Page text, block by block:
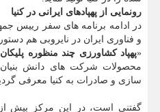
رونمایی از پهپادهای ایرانی در کنیا
در ادامه برنامه های سفر رییس
و فناوری ایران در نایروبی هم
«پهپاد کشاورزی چند منظوره پلیکان
محصولات شرکت های دانش بنیان
سازی و صادرات به کنیا معرفی